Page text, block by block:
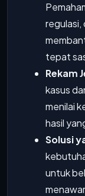
regulasi,
tepat
Rekam
kasus
menilai
hasil
Solusi
untuk